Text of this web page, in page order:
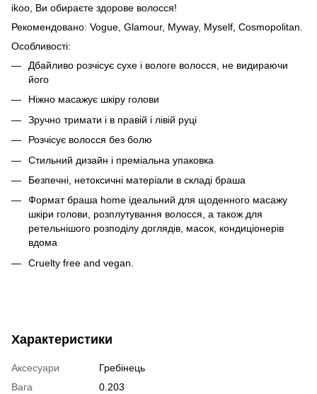
ikoo, Ви обираєте здорове волосся!
Рекомендовано: Vogue, Glamour, Myway, Myself, Cosmopolitan.
Особливості:
Дбайливо розчісує сухе і вологе волосся, не видираючи
його
Ніжно масажує шкіру голови
Зручно тримати і в правій і лівій руці
Розчісує волосся без болю
Стильний дизайн і преміальна упаковка
Безпечні, нетоксичні матеріали в складі браша
Формат браша home ідеальний для щоденного масажу
шкіри голови, розплутування волосся, а також для
ретельнішого розподілу доглядів, масок, кондиціонерів
вдома
Cruelty free and vegan.
Характеристики
Аксесуари
Гребінець
Вага
0.203